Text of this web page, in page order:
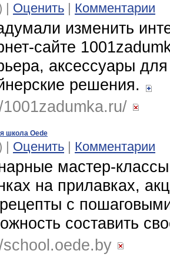
| Оценить | Комментарии
изменить
сайте
аксессуары
решения.
школа Oede
| Оценить | Комментарии
мастер-
на прилавках,
с
составить